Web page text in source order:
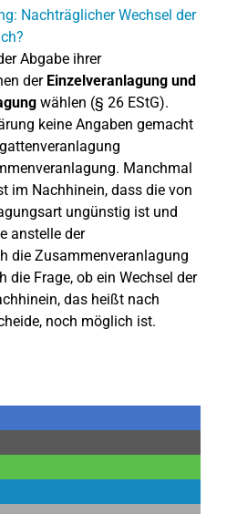
Abgabe ihrer
der Einzelveranlagung und
wählen (§ 26 EStG).
keine Angaben gemacht
Manchmal
im Nachhinein, dass die von
ungünstig ist und
anstelle der
die Zusammenveranlagung
die Frage, ob ein Wechsel der
das heißt nach
noch möglich ist.